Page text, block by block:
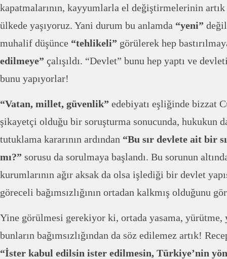
kapatmalarının, kayyumlarla el değiştirmelerinin artık
ülkede yaşıyoruz. Yani durum bu anlamda “yeni”
muhalif düşünce “tehlikeli” görülerek hep
edilmeye” çalışıldı. “Devlet” bunu hep yaptı ve
bunu yapıyorlar!
“Vatan, millet, güvenlik” edebiyatı eşliğinde bizzat
şikayetçi olduğu bir soruşturma sonucunda, hukukun
tutuklama kararının ardından “Bu sır devlete ait bir
mı?” sorusu da sorulmaya başlandı. Bu sorunun
kurumlarının ağır aksak da olsa işlediği bir devlet
göreceli bağımsızlığının ortadan kalkmış olduğunu
Yine görülmesi gerekiyor ki, ortada yasama, yürütme,
bunların bağımsızlığından da söz edilemez artık!
“İster kabul edilsin ister edilmesin, Türkiye’nin